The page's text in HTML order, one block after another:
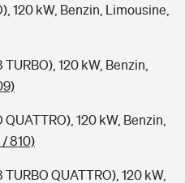
120 kW, Benzin, Limousine,
120 kW, Benzin,
120 kW, Benzin,
810)
QUATTRO), 120 kW,